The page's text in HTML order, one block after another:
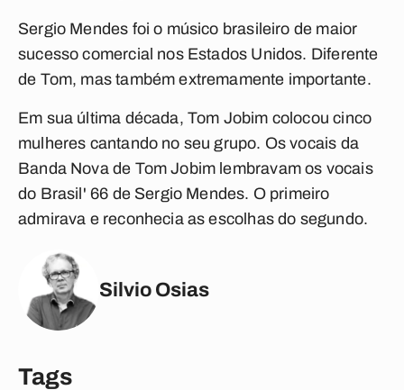
Sergio Mendes foi o músico brasileiro de maior
sucesso comercial nos Estados Unidos. Diferente
de Tom, mas também extremamente importante.
Em sua última década, Tom Jobim colocou cinco
mulheres cantando no seu grupo. Os vocais da
Banda Nova de Tom Jobim lembravam os vocais
do Brasil' 66 de Sergio Mendes. O primeiro
admirava e reconhecia as escolhas do segundo.
Silvio Osias
Tags